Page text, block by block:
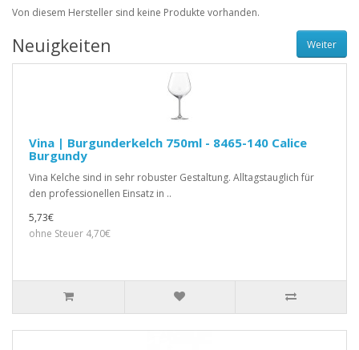
Von diesem Hersteller sind keine Produkte vorhanden.
Weiter
Neuigkeiten
Vina | Burgunderkelch 750ml - 8465-140 Calice
Burgundy
Vina Kelche sind in sehr robuster Gestaltung. Alltagstauglich für
den professionellen Einsatz in ..
5,73€
ohne Steuer 4,70€